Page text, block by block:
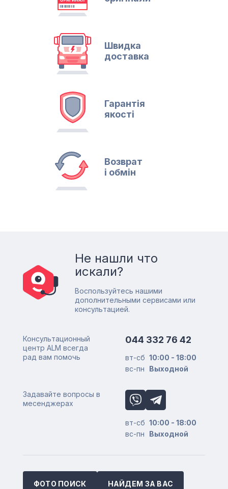
Швидка
доставка
Гарантія
якості
Возврат
і обмін
Не нашли что
искали?
Воспользуйтесь нашими
дополнительными сервисами или
консультацией.
Консультационный
центр ALM всегда
рад вам помочь
044 332 76 42
вт-сб 10:00 - 18:00
вс-пн
Выходной
Задавайте вопросы в
месенджерах
вт-сб 10:00 - 18:00
вс-пн
Выходной
ФОТО ПОИСК НАЙДЕМ ЗА ВАС